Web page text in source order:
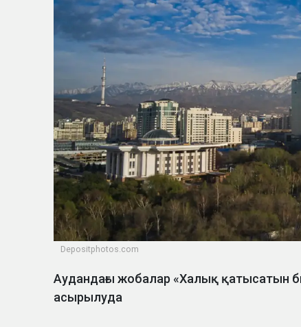
Depositphotos.com
Аудандағы жобалар «Халық қатысатын
асырылуда